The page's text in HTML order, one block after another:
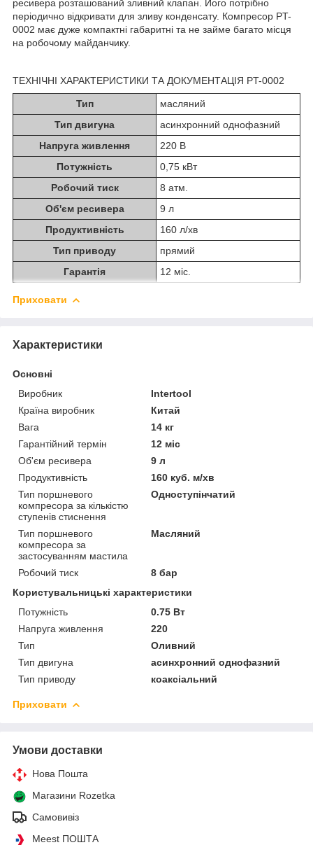
ресивера розташований зливний клапан. Його потрібно
періодично відкривати для зливу конденсату. Компресор PT-
0002 має дуже компактні габаритні та не займе багато місця
на робочому майданчику.
ТЕХНІЧНІ ХАРАКТЕРИСТИКИ ТА ДОКУМЕНТАЦІЯ PT-0002
Тип
масляний
Тип двигуна
асинхронний однофазний
Напруга живлення
220 В
Потужність
0,75 кВт
Робочий тиск
8 атм.
Об'єм ресивера
9 л
Продуктивність
160 л/хв
Тип приводу
прямий
Гарантія
12 міс.
Приховати
Характеристики
Основні
Виробник
Intertool
Країна виробник
Китай
Вага
14 кг
Гарантійний термін
12 міс
Об'єм ресивера
9 л
Продуктивність
160 куб. м/хв
Тип поршневого
компресора за кількістю
ступенів стиснення
Одноступінчатий
Тип поршневого
компресора за
застосуванням мастила
Масляний
Робочий тиск
8 бар
Користувальницькі характеристики
Потужність
0.75 Вт
Напруга живлення
220
Тип
Оливний
Тип двигуна
асинхронний однофазний
Тип приводу
коаксіальний
Приховати
Умови доставки
Нова Пошта
Магазини Rozetka
Самовивіз
Meest ПОШТА